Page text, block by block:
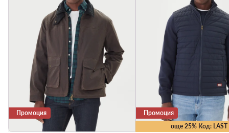
Промоция
още 25% Код: LAST
Промоция